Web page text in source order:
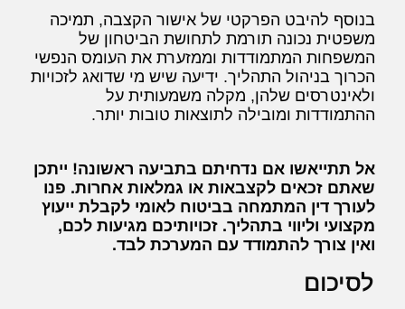
בנוסף להיבט הפרקטי של אישור הקצבה, תמיכה
משפטית נכונה תורמת לתחושת הביטחון של
המשפחות המתמודדות וממזערת את העומס הנפשי
הכרוך בניהול התהליך. ידיעה שיש מי שדואג לזכויות
ולאינטרסים שלהן, מקלה משמעותית על
ההתמודדות ומובילה לתוצאות טובות יותר.
אל תתייאשו אם נדחיתם בתביעה ראשונה! ייתכן
שאתם זכאים לקצבאות או גמלאות אחרות. פנו
לעורך דין המתמחה בביטוח לאומי לקבלת ייעוץ
מקצועי וליווי בתהליך. זכויותיכם מגיעות לכם,
ואין צורך להתמודד עם המערכת לבד.
לסיכום